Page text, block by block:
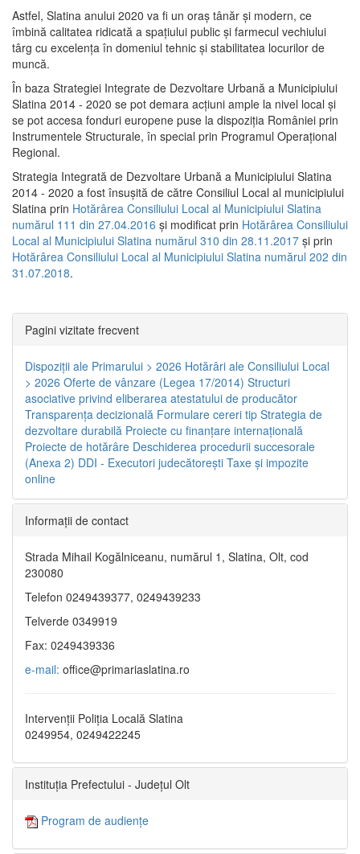
Astfel, Slatina anului 2020 va fi un oraş tânăr şi modern, ce
îmbină calitatea ridicată a spaţiului public şi farmecul vechiului
târg cu excelenţa în domeniul tehnic şi stabilitatea locurilor de
muncă.
În baza Strategiei Integrate de Dezvoltare Urbană a Municipiului
Slatina 2014 - 2020 se pot demara acţiuni ample la nivel local şi
se pot accesa fonduri europene puse la dispoziţia României prin
Instrumentele Structurale, în special prin Programul Operațional
Regional.
Strategia Integrată de Dezvoltare Urbană a Municipiului Slatina
2014 - 2020 a fost însuşită de către Consiliul Local al municipiului
Slatina prin Hotărârea Consiliului Local al Municipiului Slatina
numărul 111 din 27.04.2016 și modificat prin Hotărârea Consiliului
Local al Municipiului Slatina numărul 310 din 28.11.2017 și prin
Hotărârea Consiliului Local al Municipiului Slatina numărul 202 din
31.07.2018.
Pagini vizitate frecvent
Dispoziţii ale Primarului > 2026 Hotărâri ale Consiliului Local
> 2026 Oferte de vânzare (Legea 17/2014) Structuri
asociative privind eliberarea atestatului de producător
Transparenţa decizională Formulare cereri tip Strategia de
dezvoltare durabilă Proiecte cu finanţare internaţională
Proiecte de hotărâre Deschiderea procedurii succesorale
(Anexa 2) DDI - Executori judecătorești Taxe şi impozite
online
Informaţii de contact
Strada Mihail Kogălniceanu, numărul 1, Slatina, Olt, cod
230080
Telefon 0249439377, 0249439233
Telverde 0349919
Fax: 0249439336
e-mail: office@primariaslatina.ro
Intervenții Poliția Locală Slatina
0249954, 0249422245
Instituția Prefectului - Județul Olt
Program de audiențe